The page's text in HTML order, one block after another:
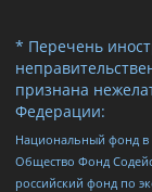
* Перечень
признана
Федерации:
Национальный фонд в
Общество Фонд
российский фонд по